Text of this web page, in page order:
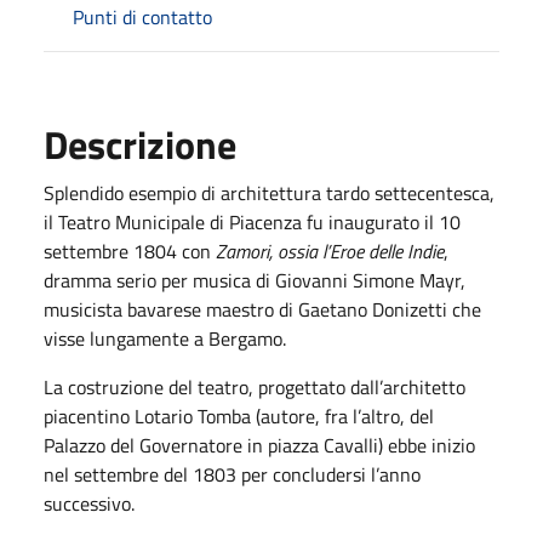
Punti di contatto
Descrizione
Splendido esempio di architettura tardo settecentesca,
il Teatro Municipale di Piacenza fu inaugurato il 10
settembre 1804 con Zamori, ossia l’Eroe delle Indie,
dramma serio per musica di Giovanni Simone Mayr,
musicista bavarese maestro di Gaetano Donizetti che
visse lungamente a Bergamo.
La costruzione del teatro, progettato dall’architetto
piacentino Lotario Tomba (autore, fra l’altro, del
Palazzo del Governatore in piazza Cavalli) ebbe inizio
nel settembre del 1803 per concludersi l’anno
successivo.